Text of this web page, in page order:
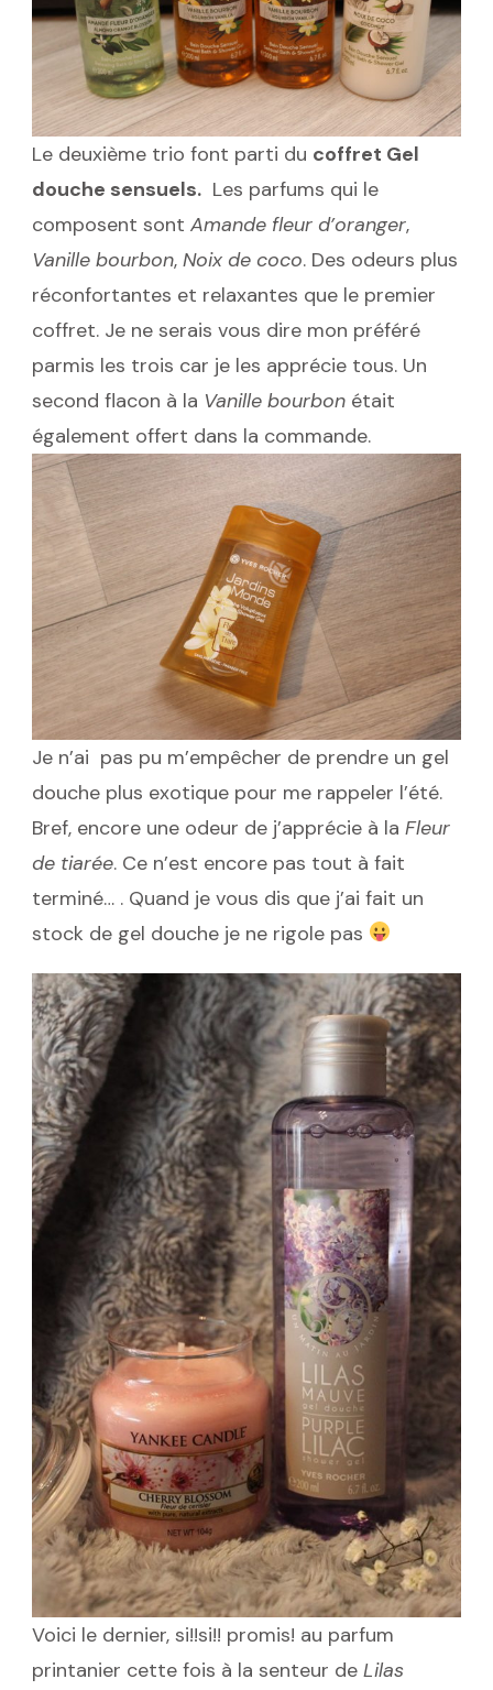
Le deuxième trio font parti du coffret Gel
douche sensuels. Les parfums qui le
composent sont Amande fleur d’oranger,
Vanille bourbon, Noix de coco. Des odeurs plus
réconfortantes et relaxantes que le premier
coffret. Je ne serais vous dire mon préféré
parmis les trois car je les apprécie tous. Un
second flacon à la Vanille bourbon était
également offert dans la commande.
Je n’ai pas pu m’empêcher de prendre un gel
douche plus exotique pour me rappeler l’été.
Bref, encore une odeur de j’apprécie à la Fleur
de tiarée. Ce n’est encore pas tout à fait
terminé… . Quand je vous dis que j’ai fait un
stock de gel douche je ne rigole pas
Voici le dernier, si!!si!! promis! au parfum
printanier cette fois à la senteur de Lilas